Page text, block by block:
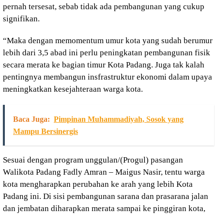
pernah tersesat, sebab tidak ada pembangunan yang cukup
signifikan.
“Maka dengan memomentum umur kota yang sudah berumur
lebih dari 3,5 abad ini perlu peningkatan pembangunan fisik
secara merata ke bagian timur Kota Padang. Juga tak kalah
pentingnya membangun insfrastruktur ekonomi dalam upaya
meningkatkan kesejahteraan warga kota.
Baca Juga: Pimpinan Muhammadiyah, Sosok yang
Mampu Bersinergis
Sesuai dengan program unggulan/(Progul) pasangan
Walikota Padang Fadly Amran – Maigus Nasir, tentu warga
kota mengharapkan perubahan ke arah yang lebih Kota
Padang ini. Di sisi pembangunan sarana dan prasarana jalan
dan jembatan diharapkan merata sampai ke pinggiran kota,